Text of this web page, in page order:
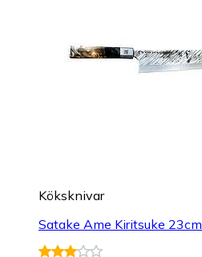
Köksknivar
Satake Ame Kiritsuke 23cm